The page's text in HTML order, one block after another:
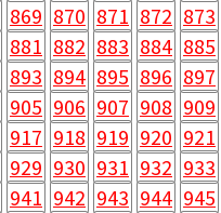
869 870 871 872 873
881 882 883 884 885
893 894 895 896 897
905 906 907 908 909
917 918 919 920 921
929 930 931 932 933
941 942 943 944 945